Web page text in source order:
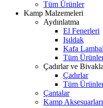
Tüm Ürünler
Kamp Malzemeleri
Aydınlatma
El Fenerleri
Işıldak
Kafa
Tüm
Çadırlar ve
Çadırlar
Tüm
Çantalar
Kamp Aksesuarları